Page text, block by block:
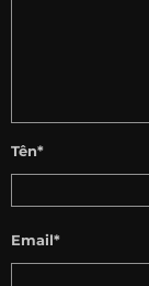
Tên*
Email*